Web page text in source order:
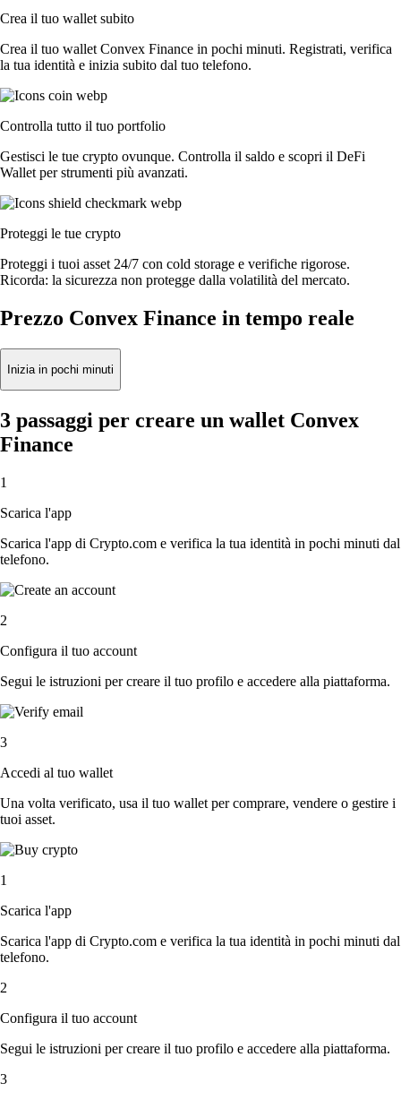
Crea il tuo wallet subito
Crea il tuo wallet Convex Finance in pochi minuti. Registrati, verifica
la tua identità e inizia subito dal tuo telefono.
Controlla tutto il tuo portfolio
Gestisci le tue crypto ovunque. Controlla il saldo e scopri il DeFi
Wallet per strumenti più avanzati.
Proteggi le tue crypto
Proteggi i tuoi asset 24/7 con cold storage e verifiche rigorose.
Ricorda: la sicurezza non protegge dalla volatilità del mercato.
Prezzo Convex Finance in tempo reale
Inizia in pochi minuti
3 passaggi per creare un wallet Convex
Finance
1
Scarica l'app
Scarica l'app di Crypto.com e verifica la tua identità in pochi minuti dal
telefono.
2
Configura il tuo account
Segui le istruzioni per creare il tuo profilo e accedere alla piattaforma.
3
Accedi al tuo wallet
Una volta verificato, usa il tuo wallet per comprare, vendere o gestire i
tuoi asset.
1
Scarica l'app
Scarica l'app di Crypto.com e verifica la tua identità in pochi minuti dal
telefono.
2
Configura il tuo account
Segui le istruzioni per creare il tuo profilo e accedere alla piattaforma.
3